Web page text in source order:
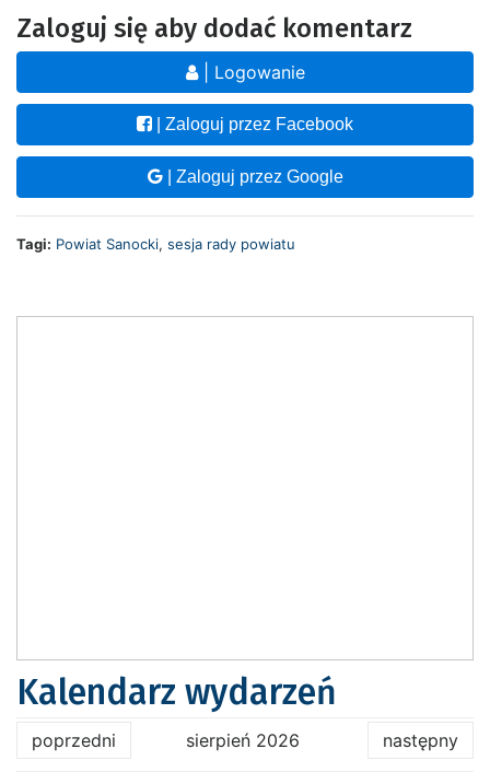
Zaloguj się aby dodać komentarz
| Logowanie
| Zaloguj przez Facebook
| Zaloguj przez Google
Tagi: Powiat Sanocki, sesja rady powiatu
Kalendarz wydarzeń
poprzedni sierpień 2026 następny